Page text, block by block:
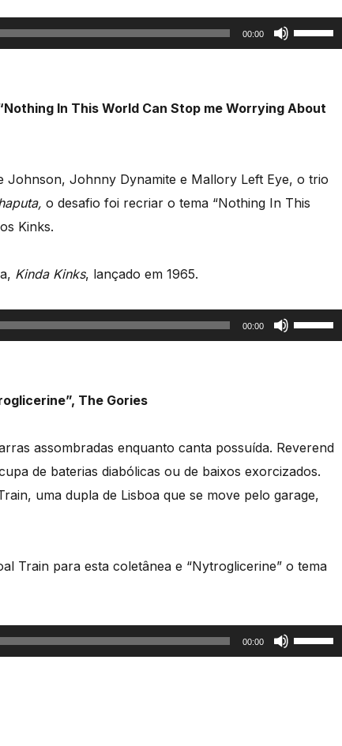
00:00
Use
as
In This World Can Stop me Worrying About
Johnson, Johnny Dynamite e Mallory Left Eye, o trio
o desafio foi recriar o tema “Nothing In This
Kinks.
Kinda Kinks, lançado em 1965.
00:00
Use
as
The Gories
assombradas enquanto canta possuída. Reverend
de baterias diabólicas ou de baixos exorcizados.
uma dupla de Lisboa que se move pelo garage,
Train para esta coletânea e “Nytroglicerine” o tema
00:00
Use
as